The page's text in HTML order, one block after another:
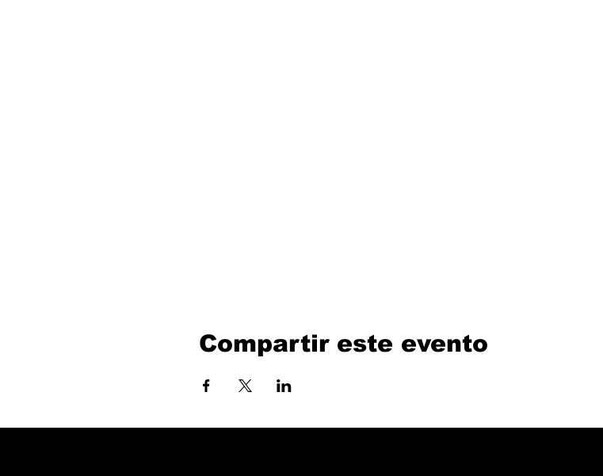
Compartir este evento